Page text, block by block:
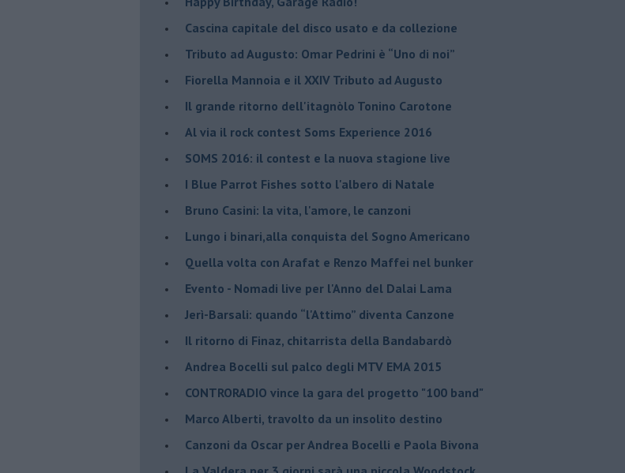
​Cascina capitale del disco usato e da collezione
Tributo ad Augusto: Omar Pedrini è “Uno di noi”
​Fiorella Mannoia e il XXIV Tributo ad Augusto
Il grande ritorno dell'itagnòlo Tonino Carotone
​Al via il rock contest Soms Experience 2016
​SOMS 2016: il contest e la nuova stagione live
I Blue Parrot Fishes sotto l'albero di Natale
Bruno Casini: la vita, l'amore, le canzoni
​Lungo i binari,alla conquista del Sogno Americano
​Quella volta con Arafat e Renzo Maffei nel bunker
​Evento - Nomadi live per l'Anno del Dalai Lama
Jerì-Barsali: quando “l'Attimo” diventa Canzone
Il ritorno di Finaz, chitarrista della Bandabardò
Andrea Bocelli sul palco degli MTV EMA 2015
CONTRORADIO vince la gara del progetto "100 band"
Marco Alberti, travolto da un insolito destino
Canzoni da Oscar per Andrea Bocelli e Paola Bivona